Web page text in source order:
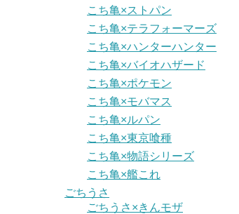
こち亀×ストパン
こち亀×テラフォーマーズ
こち亀×ハンターハンター
こち亀×バイオハザード
こち亀×ポケモン
こち亀×モバマス
こち亀×ルパン
こち亀×東京喰種
こち亀×物語シリーズ
こち亀×艦これ
ごちうさ
ごちうさ×きんモザ